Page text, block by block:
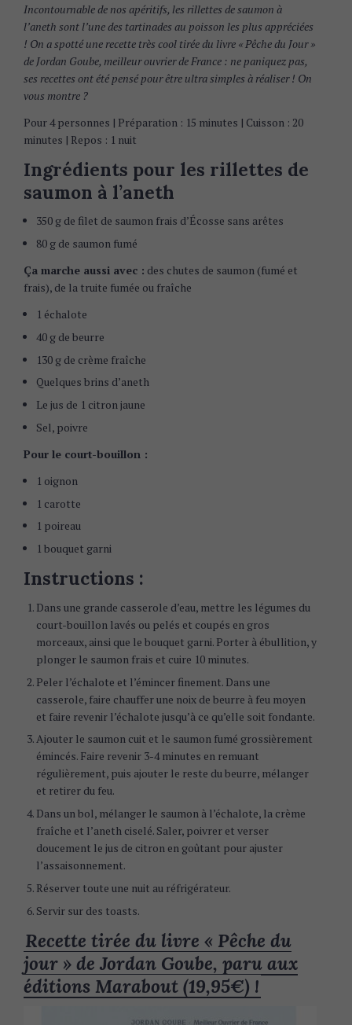
Incontournable de nos apéritifs, les rillettes de saumon à
l’aneth sont l’une des tartinades au poisson les plus appréciées
! On a spotté une recette très cool tirée du livre « Pêche du Jour »
de Jordan Goube, meilleur ouvrier de France : ne paniquez pas,
ses recettes ont été pensé pour être ultra simples à réaliser ! On
vous montre ?
Pour 4 personnes | Préparation : 15 minutes | Cuisson : 20
minutes | Repos : 1 nuit
Ingrédients pour les rillettes de
saumon à l’aneth
350 g de filet de saumon frais d’Écosse sans arêtes
80 g de saumon fumé
Ça marche aussi avec : des chutes de saumon (fumé et
frais), de la truite fumée ou fraîche
1 échalote
40 g de beurre
130 g de crème fraîche
Quelques brins d’aneth
Le jus de 1 citron jaune
Sel, poivre
Pour le court-bouillon :
1 oignon
1 carotte
1 poireau
1 bouquet garni
Instructions :
Dans une grande casserole d’eau, mettre les légumes du
court-bouillon lavés ou pelés et coupés en gros
morceaux, ainsi que le bouquet garni. Porter à ébullition, y
plonger le saumon frais et cuire 10 minutes.
Peler l’échalote et l’émincer finement. Dans une
casserole, faire chauffer une noix de beurre à feu moyen
et faire revenir l’échalote jusqu’à ce qu’elle soit fondante.
Ajouter le saumon cuit et le saumon fumé grossièrement
émincés. Faire revenir 3-4 minutes en remuant
régulièrement, puis ajouter le reste du beurre, mélanger
et retirer du feu.
Dans un bol, mélanger le saumon à l’échalote, la crème
fraîche et l’aneth ciselé. Saler, poivrer et verser
doucement le jus de citron en goûtant pour ajuster
l’assaisonnement.
Réserver toute une nuit au réfrigérateur.
Servir sur des toasts.
Recette tirée du livre « Pêche du
jour » de Jordan Goube, paru aux
éditions Marabout (19,95€) !